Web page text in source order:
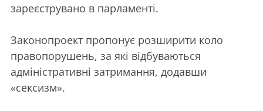
зареєструвано в парламенті.
Законопроект пропонує розширити коло
правопорушень, за які відбуваються
адміністративні затримання, додавши
«сексизм».